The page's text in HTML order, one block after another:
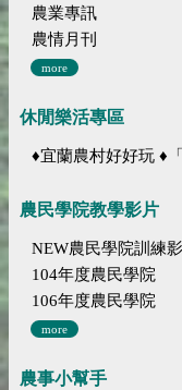
農業專訊
農情月刊
more
休閒樂活專區
♦宜蘭農村好好玩 ♦「農、藝、山、水」四條
農民學院教學影片
NEW農民學院訓練
104年度農民學院
106年度農民學院
more
農事小幫手